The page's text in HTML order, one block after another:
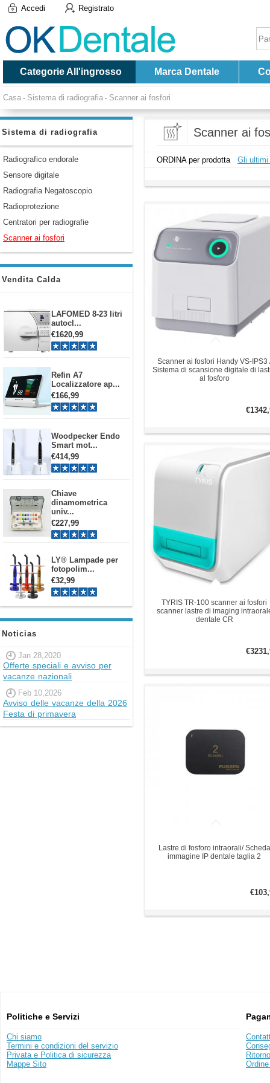
Accedi Registrato
Categorie All'ingrosso Marca Dentale
Casa - Sistema di radiografia - Scanner ai fosfori
Sistema di radiografia
Radiografico endorale
Sensore digitale
Radiografia Negatoscopio
Radioprotezione
Centratori per radiografie
Scanner ai fosfori
Vendita Calda
LAFOMED 8-23 litri
autocl...
€1620,99
Refin A7
Localizzatore ap...
€166,99
Woodpecker Endo
Smart mot...
€414,99
Chiave
dinamometrica
univ...
€227,99
LY® Lampade per
fotopolim...
€32,99
Noticias
Jan 28,2020
Offerte speciali e avviso per
vacanze nazionali
Feb 10,2026
Avviso delle vacanze della 2026
Festa di primavera
Scanner ai
ORDINA per prodotta Gli ultimi
Scanner ai fosfori Handy VS-IPS3
Sistema di scansione digitale di
al fosforo
TYRIS TR-100 scanner ai fosfori
scanner lastre di imaging
dentale CR
Lastre di fosforo intraorali/ Scheda
immagine IP dentale taglia 2
Politiche e Servizi
Chi siamo
Termini e condizioni del servizio
Privata e Politica di sicurezza
Mappe Sito